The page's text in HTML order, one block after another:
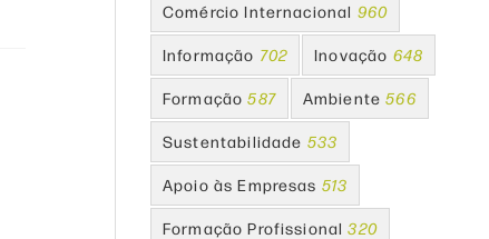
Comércio Internacional 960
Informação 702 Inovação 648
Formação 587 Ambiente 566
Sustentabilidade 533
Apoio às Empresas 513
Formação Profissional 320